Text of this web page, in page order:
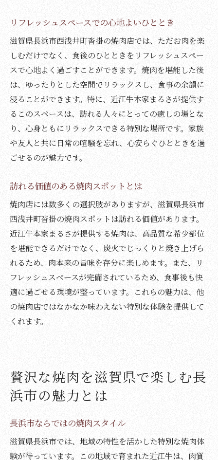
食後のリラクゼーションタイムの重要性
心地よい空間での焼肉体験の魅力
リフレッシュスペースでの癒しの技法
焼肉とリフレッシュの相乗効果を楽しむ
焼肉の新たな発見滋賀県長浜市での特別なひと
とき
長浜市で体験する焼肉の新しいスタイル
希少部位がもたらす新たな感動
炭火焼きによる深い味わいの発見
ペース
焼肉体験を充実させるためのヒント
滋賀県ならではの焼肉文化の魅力
リフレッシュスペースでの心地よいひととき
滋賀県長浜市西浅井町沓掛の焼肉店では、ただお肉を楽
しむだけでなく、食後のひとときをリフレッシュスペー
スで心地よく過ごすことができます。焼肉を堪能した後
は、ゆったりとした空間でリラックスし、食事の余韻に
浸ることができます。特に、近江牛本家まるさが提供す
るこのスペースは、訪れる人々にとっての癒しの場とな
り、心身ともにリラックスできる特別な場所です。家族
や友人と共に日常の喧騒を忘れ、心安らぐひとときを過
ごせるのが魅力です。
訪れる価値のある焼肉スポットとは
焼肉店には数多くの選択肢がありますが、滋賀県長浜市
西浅井町沓掛の焼肉スポットは訪れる価値があります。
近江牛本家まるさが提供する焼肉は、高品質な希少部位
を堪能できるだけでなく、炭火でじっくりと焼き上げら
れるため、肉本来の旨味を存分に楽しめます。また、リ
フレッシュスペースが完備されているため、食事後も快
適に過ごせる環境が整っています。これらの魅力は、他
の焼肉店ではなかなか味わえない特別な体験を提供して
くれます。
贅沢な焼肉を滋賀県で楽しむ長
浜市の魅力とは
長浜市ならではの焼肉スタイル
滋賀県長浜市では、地域の特性を活かした特別な焼肉体
験が待っています。この地域で育まれた近江牛は、肉質